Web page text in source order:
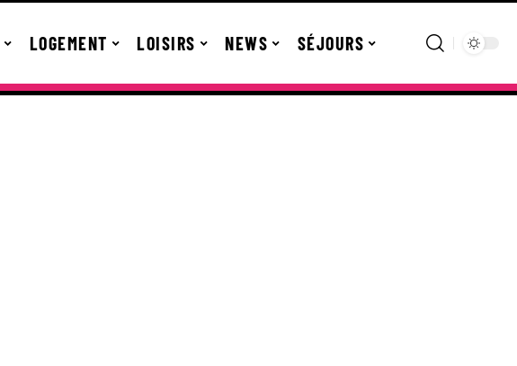
LOGEMENT LOISIRS NEWS SÉJOURS